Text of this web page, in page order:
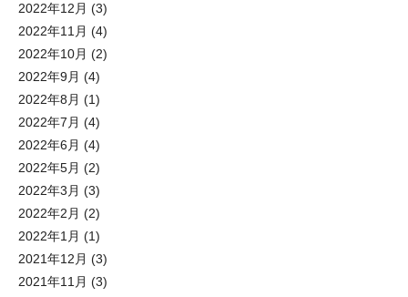
2022年12月 (3)
2022年11月 (4)
2022年10月 (2)
2022年9月 (4)
2022年8月 (1)
2022年7月 (4)
2022年6月 (4)
2022年5月 (2)
2022年3月 (3)
2022年2月 (2)
2022年1月 (1)
2021年12月 (3)
2021年11月 (3)